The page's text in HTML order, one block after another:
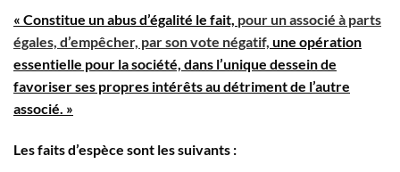
« Constitue un abus d’égalité le fait, pour un associé à parts
égales, d’empêcher, par son vote négatif, une opération
essentielle pour la société, dans l’unique dessein de
favoriser ses propres intérêts au détriment de l’autre
associé. »
Les faits d’espèce sont les suivants :